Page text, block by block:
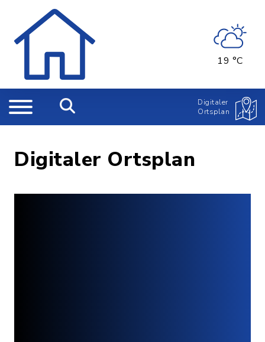
19 °C
Digitaler
Ortsplan
Digitaler Ortsplan